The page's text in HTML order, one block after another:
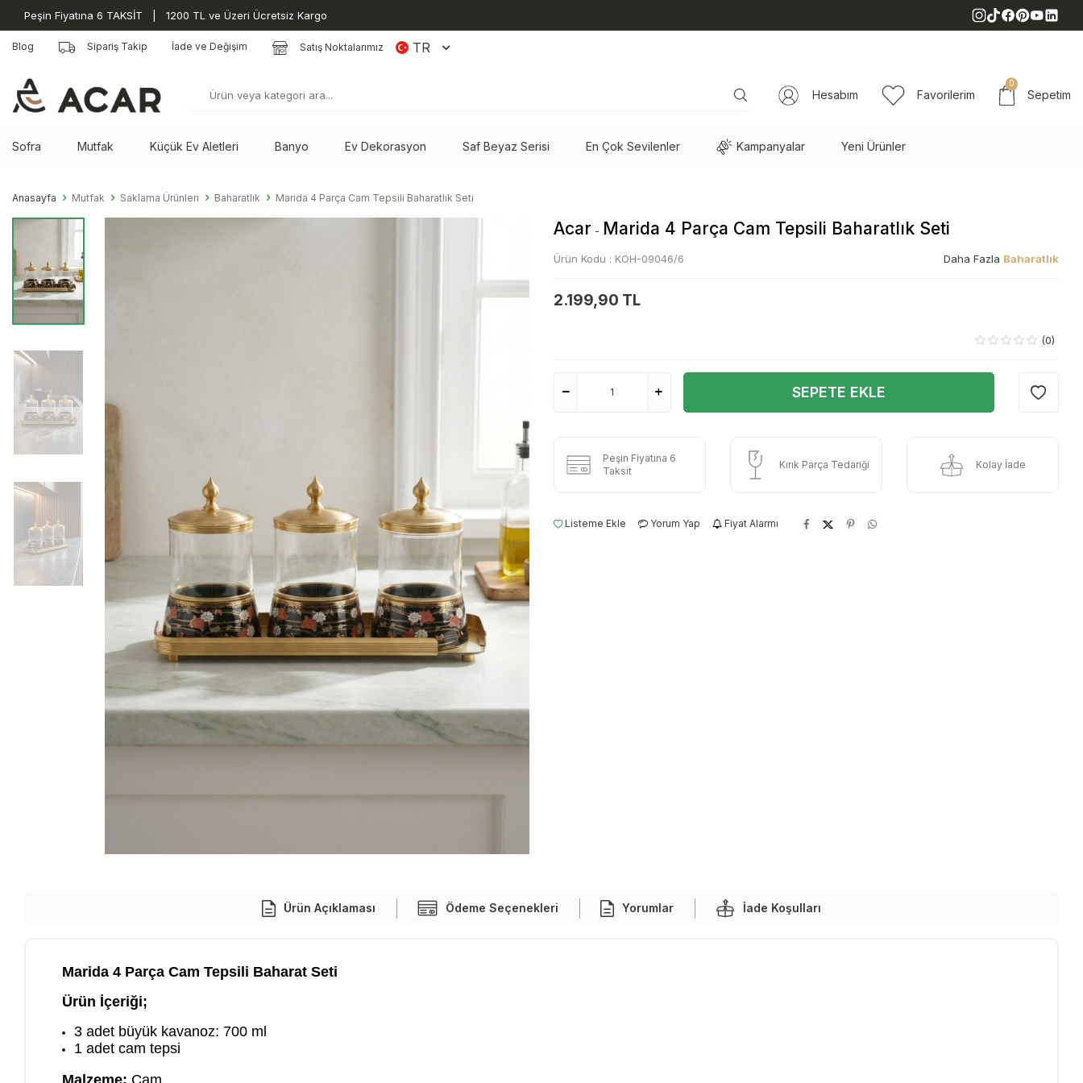
Peşin Fiyatına 6 TAKSİT | 1200 TL ve Üzeri Ücretsiz Kargo
Blog Sipariş Takip İade ve Değişim Satış Noktalarımız TR
Hesabım Favorilerim
0
Sepetim
Sofra Mutfak Küçük Ev Aletleri Banyo Ev Dekorasyon Saf Beyaz Serisi En Çok Sevilenler Kampanyalar Yeni Ürünler
Anasayfa Mutfak Saklama Ürünleri Baharatlık Marida 4 Parça Cam Tepsili Baharatlık Seti
Acar - Marida 4 Parça Cam Tepsili Baharatlık Seti
Ürün Kodu : KOH-09046/6 Daha Fazla Baharatlık
2.199,90 TL
(0)
SEPETE EKLE
Peşin Fiyatına 6
Taksit
Kırık Parça Tedariği Kolay İade
Listeme Ekle Yorum Yap Fiyat Alarmı
Ürün Açıklaması Ödeme Seçenekleri Yorumlar İade Koşulları
Marida 4 Parça Cam Tepsili Baharat Seti
Ürün İçeriği;
3 adet büyük kavanoz: 700 ml
1 adet cam tepsi
Malzeme: Cam